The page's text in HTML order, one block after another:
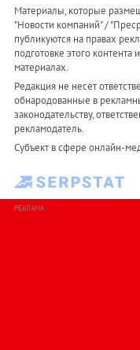
Материалы, которые
"Новости компаний" /
публикуются на правах
подготовке этого
материалах.
Редакция не несет
обнародованные в
законодательству,
рекламодатель.
Субъект в сфере онлайн-
РЕКЛАМА